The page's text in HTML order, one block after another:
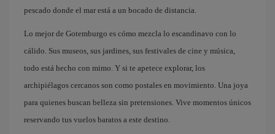
pescado donde el mar está a un bocado de distancia.
Lo mejor de Gotemburgo es cómo mezcla lo escandinavo con lo
cálido. Sus museos, sus jardines, sus festivales de cine y música,
todo está hecho con mimo. Y si te apetece explorar, los
archipiélagos cercanos son como postales en movimiento. Una joya
para quienes buscan belleza sin pretensiones. Vive momentos únicos
reservando tus vuelos baratos a este destino.